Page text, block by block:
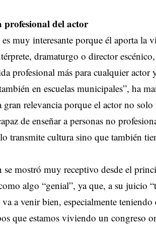
profesional del actor
muy interesante porque él aporta la
dramaturgo o director
profesional más para cualquier actor
en escuelas municipales”, ha
gran relevancia porque el actor no
de enseñar a personas no
transmite cultura sino que también
mostró muy receptivo desde el
algo “genial”, ya que, a su juicio
va a venir bien, especialmente
que estamos viviendo un congreso